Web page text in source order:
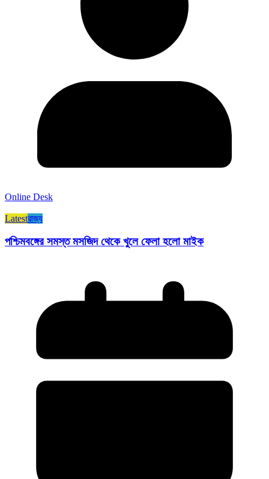
Online Desk
Latestরাজ্য​
পশ্চিমবঙ্গের সমস্ত মসজিদ থেকে খুলে ফেলা হলো মাইক